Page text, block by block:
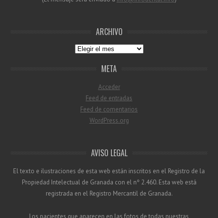
ARCHIVO
Archivo
META
Acceder
Feed de entradas
Feed de comentarios
WordPress.org
AVISO LEGAL
El texto e ilustraciones de esta web están inscritos en el Registro de la
Propiedad Intelectual de Granada con el nº 2.460. Esta web está
registrada en el Registro Mercantil de Granada.
Los pacientes que aparecen en las fotos de todas nuestras